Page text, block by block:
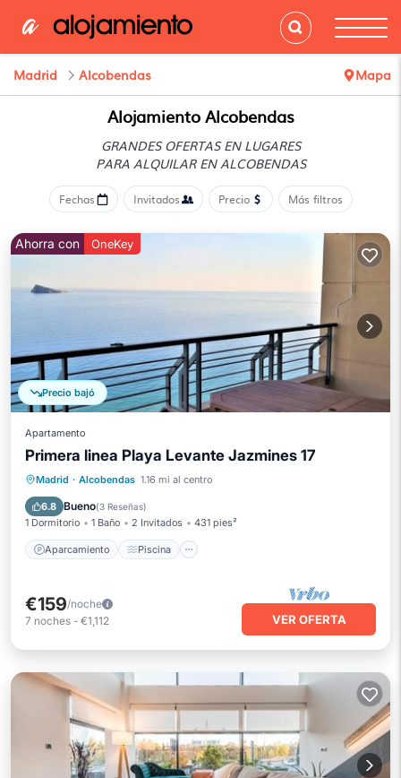
Madrid Alcobendas Mapa
Alojamiento Alcobendas
GRANDES OFERTAS EN LUGARES
PARA ALQUILAR EN ALCOBENDAS
Fechas Invitados Precio Más filtros
Precio bajó
Ahorra con OneKey
Apartamento
Primera linea Playa Levante Jazmines 17
Madrid · Alcobendas 1.16 mi al centro
6.8 Bueno(3 Reseñas)
1 Dormitorio 1 Baño 2 Invitados 431 pies²
Aparcamiento Piscina
Aparcamiento Piscina
Balcón/Terraza
€159/noche
7 noches - €1,112 VER OFERTA